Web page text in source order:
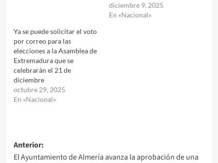
diciembre 9, 2025
En «Nacional»
Ya se puede solicitar el voto
por correo para las
elecciones a la Asamblea de
Extremadura que se
celebrarán el 21 de
diciembre
octubre 29, 2025
En «Nacional»
Navegación
Anterior:
El Ayuntamiento de Almería avanza la aprobación de una